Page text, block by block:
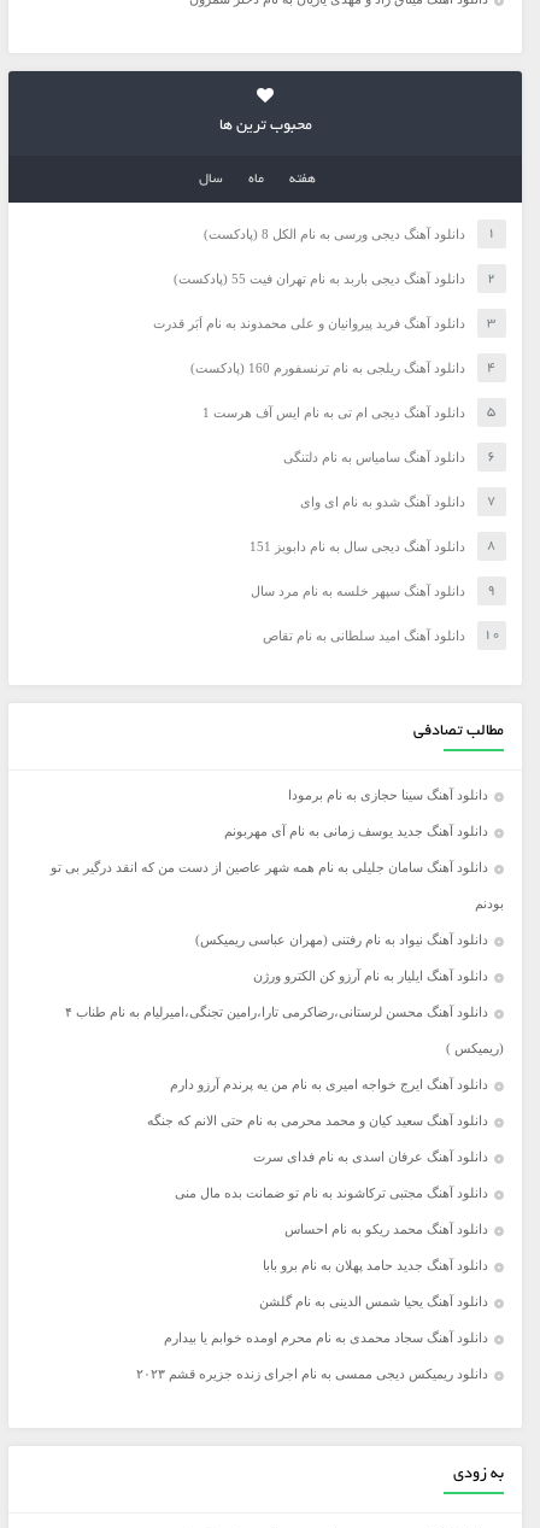
محبوب ترین ها
هفته ماه سال
دانلود آهنگ دیجی ورسی به نام الکل 8 (پادکست)
دانلود آهنگ دیجی باربد به نام تهران فیت 55 (پادکست)
دانلود آهنگ فرید پیروانیان و علی محمدوند به نام اَبَر قدرت
دانلود آهنگ ریلجی به نام ترنسفورم 160 (پادکست)
دانلود آهنگ دیجی ام تی به نام ایس آف هرست 1
دانلود آهنگ سامیاس به نام دلتنگی
دانلود آهنگ شدو به نام ای وای
دانلود آهنگ دیجی سال به نام دابویز 151
دانلود آهنگ سپهر خلسه به نام مرد سال
دانلود آهنگ امید سلطانی به نام تقاص
مطالب تصادفی
دانلود آهنگ سینا حجازی به نام برمودا
دانلود آهنگ جدید یوسف زمانی به نام آی مهربونم
دانلود آهنگ سامان جلیلی به نام همه شهر عاصین از دست من که انقد درگیر بی تو
بودنم
دانلود آهنگ نیواد به نام رفتنی (مهران عباسی ریمیکس)
دانلود آهنگ ایلیار به نام آرزو کن الکترو ورژن
دانلود آهنگ محسن لرستانی،رضاکرمی تارا،رامین تجنگی،امیرلیام به نام طناب ۴
(ریمیکس )
دانلود آهنگ ایرج خواجه امیری به نام من یه پرندم آرزو دارم
دانلود آهنگ سعید کیان و محمد محرمی به نام حتی الانم که جنگه
دانلود آهنگ عرفان اسدی به نام فدای سرت
دانلود آهنگ مجتبی ترکاشوند به نام تو ضمانت بده مال منی
دانلود آهنگ محمد ریکو به نام احساس
دانلود آهنگ جدید حامد پهلان به نام برو بابا
دانلود آهنگ یحیا شمس الدینی به نام گلشن
دانلود آهنگ سجاد محمدی به نام محرم اومده خوابم یا بیدارم
دانلود ریمیکس دیجی ممسی به نام اجرای زنده جزیره قشم ۲۰۲۳
به زودی